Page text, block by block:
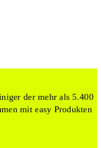
der mehr als 5.400
mit easy Produkten